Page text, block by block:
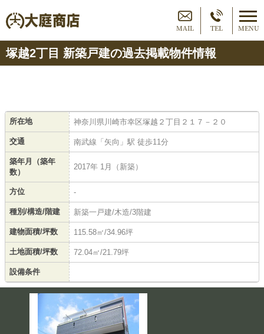
MAIL TEL MENU
塚越2丁目 新築戸建の過去掲載物件情報
所在地 神奈川県川崎市幸区塚越２丁目２１７－２０
交通 南武線「矢向」駅 徒歩11分
築年月（築年
数）
2017年 1月（新築）
方位 -
種別/構造/階建 新築一戸建/木造/3階建
建物面積/坪数 115.58㎡/34.96坪
土地面積/坪数 72.04㎡/21.79坪
設備条件